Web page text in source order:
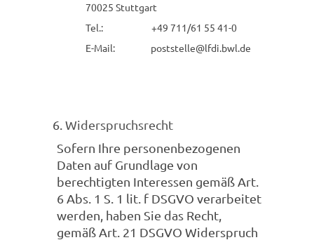
70025 Stuttgart
Tel.: +49 711/61 55 41-0
E-Mail: poststelle@lfdi.bwl.de
Widerspruchsrecht
Sofern Ihre personenbezogenen
Daten auf Grundlage von
berechtigten Interessen gemäß Art.
6 Abs. 1 S. 1 lit. f DSGVO verarbeitet
werden, haben Sie das Recht,
gemäß Art. 21 DSGVO Widerspruch